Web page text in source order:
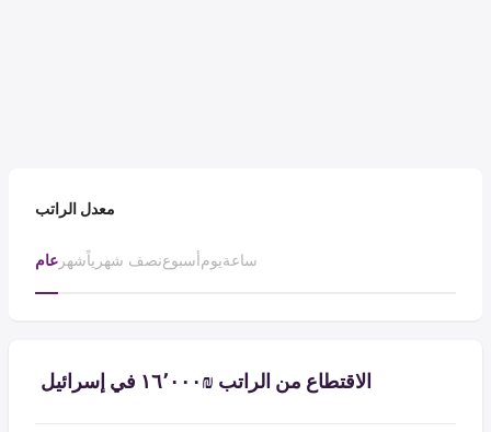
معدل الراتب
عام شهرنصف شهرياًأسبوعيومساعة
الاقتطاع من الراتب ₪‏١٦٬٠٠٠ في إسرائيل